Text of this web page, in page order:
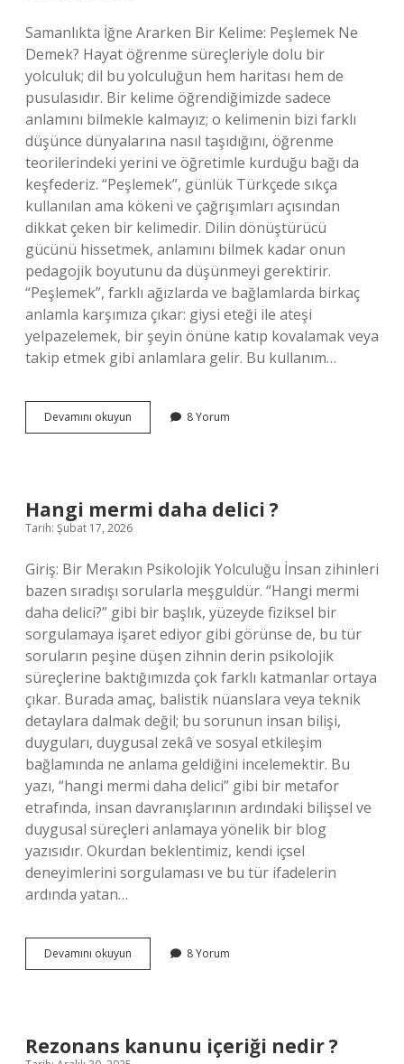
Samanlıkta İğne Ararken Bir Kelime: Peşlemek Ne
Demek? Hayat öğrenme süreçleriyle dolu bir
yolculuk; dil bu yolculuğun hem haritası hem de
pusulasıdır. Bir kelime öğrendiğimizde sadece
anlamını bilmekle kalmayız; o kelimenin bizi farklı
düşünce dünyalarına nasıl taşıdığını, öğrenme
teorilerindeki yerini ve öğretimle kurduğu bağı da
keşfederiz. “Peşlemek”, günlük Türkçede sıkça
kullanılan ama kökeni ve çağrışımları açısından
dikkat çeken bir kelimedir. Dilin dönüştürücü
gücünü hissetmek, anlamını bilmek kadar onun
pedagojik boyutunu da düşünmeyi gerektirir.
“Peşlemek”, farklı ağızlarda ve bağlamlarda birkaç
anlamla karşımıza çıkar: giysi eteği ile ateşi
yelpazelemek, bir şeyin önüne katıp kovalamak veya
takip etmek gibi anlamlara gelir. Bu kullanım…
Devamını okuyun Peşlemek
ne
8 Yorum
Hangi mermi daha delici ?
Tarih: Şubat 17, 2026
Giriş: Bir Merakın Psikolojik Yolculuğu İnsan zihinleri
bazen sıradışı sorularla meşguldür. “Hangi mermi
daha delici?” gibi bir başlık, yüzeyde fiziksel bir
sorgulamaya işaret ediyor gibi görünse de, bu tür
soruların peşine düşen zihnin derin psikolojik
süreçlerine baktığımızda çok farklı katmanlar ortaya
çıkar. Burada amaç, balistik nüanslara veya teknik
detaylara dalmak değil; bu sorunun insan bilişi,
duyguları, duygusal zekâ ve sosyal etkileşim
bağlamında ne anlama geldiğini incelemektir. Bu
yazı, “hangi mermi daha delici” gibi bir metafor
etrafında, insan davranışlarının ardındaki bilişsel ve
duygusal süreçleri anlamaya yönelik bir blog
yazısıdır. Okurdan beklentimiz, kendi içsel
deneyimlerini sorgulaması ve bu tür ifadelerin
ardında yatan…
Devamını okuyun
mermi
8 Yorum
Rezonans kanunu içeriği nedir ?